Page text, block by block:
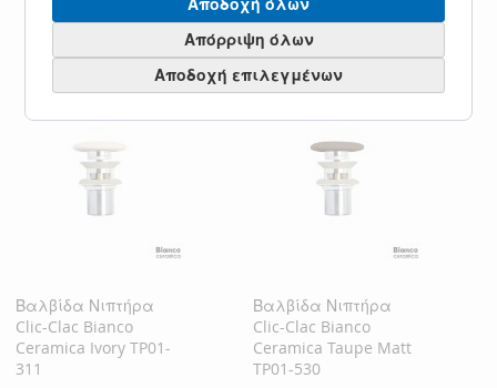
ΠΡΟΣΘΉΚΗ
ΕΠΙΘΥΜΙΏΝ
ΠΡΟΣΘΉΚΗ
ΣΤΗ
ΕΠΙΘΥΜΙΏΝ
ΠΡΟΣΘΉΚΗ
ΓΙΑ
Βαλβίδα Νιπτήρα
Clic-Clac Bianco
Ceramica Ivory TP01-
311
Βαλβίδα Νιπτήρα
Clic-Clac Bianco
Ceramica Taupe Matt
TP01-530
Απόρριψη όλων
Αποδοχή επιλεγμένων